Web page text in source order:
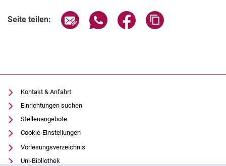
Seite teilen: Seite über E-Mail teilen
Seite über WhatsApp teilen
Seite über Facebook
Kontakt & Anfahrt
Einrichtungen suchen
Stellenangebote
Cookie-Einstellungen
Vorlesungsverzeichnis
Uni-Bibliothek